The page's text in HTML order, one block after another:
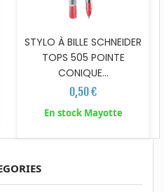
STYLO À BILLE SCHNEIDER
TOPS 505 POINTE
CONIQUE...
0,50 €
En stock Mayotte